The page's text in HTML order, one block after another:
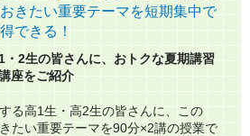
きたい重要テーマを短期集中で
できる！​
・2生の皆さんに、おトクな夏期講習
座をご紹介​
る高1生・高2生の皆さんに、この
たい重要テーマを90分×2講の授業で